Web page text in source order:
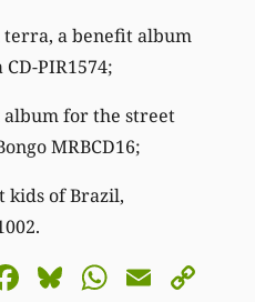
terra, a benefit album
PIR1574;
for the street
MRBCD16;
kids of Brazil,
Facebook
BlueskyEmail